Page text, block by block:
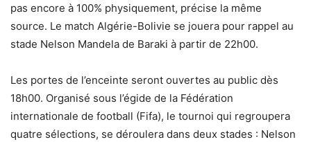
pas encore à 100% physiquement, précise la même
source. Le match Algérie-Bolivie se jouera pour rappel au
stade Nelson Mandela de Baraki à partir de 22h00.
Les portes de l’enceinte seront ouvertes au public dès
18h00. Organisé sous l’égide de la Fédération
internationale de football (Fifa), le tournoi qui regroupera
quatre sélections, se déroulera dans deux stades : Nelson